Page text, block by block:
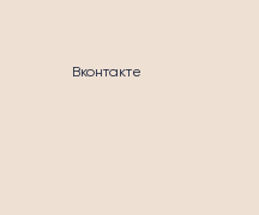
Вконтакте